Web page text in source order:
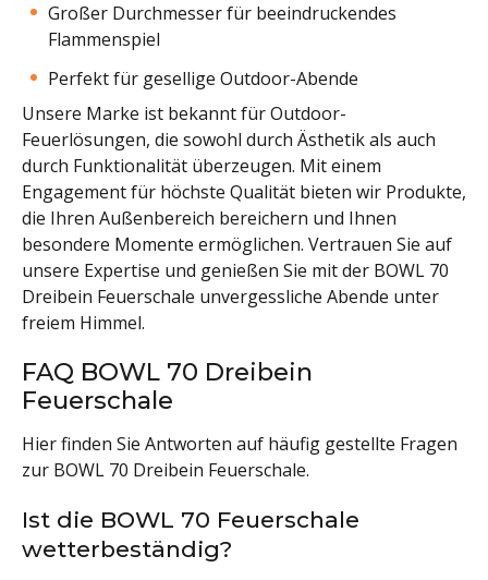
Großer Durchmesser für beeindruckendes
Flammenspiel
Perfekt für gesellige Outdoor-Abende
Unsere Marke ist bekannt für Outdoor-
Feuerlösungen, die sowohl durch Ästhetik als auch
durch Funktionalität überzeugen. Mit einem
Engagement für höchste Qualität bieten wir Produkte,
die Ihren Außenbereich bereichern und Ihnen
besondere Momente ermöglichen. Vertrauen Sie auf
unsere Expertise und genießen Sie mit der BOWL 70
Dreibein Feuerschale unvergessliche Abende unter
freiem Himmel.
FAQ BOWL 70 Dreibein
Feuerschale
Hier finden Sie Antworten auf häufig gestellte Fragen
zur BOWL 70 Dreibein Feuerschale.
Ist die BOWL 70 Feuerschale
wetterbeständig?